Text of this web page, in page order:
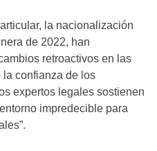
la nacionalización
de 2022, han
retroactivos en las
confianza de los
expertos legales sostienen
impredecible para